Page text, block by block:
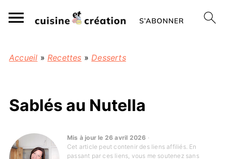
Accueil » Recettes »Desserts
Sablés au Nutella
Mis à jour le 26 avril 2026 ·
Cet article peut contenir des liens affiliés. En
passant par ces liens, vous me soutenez sans